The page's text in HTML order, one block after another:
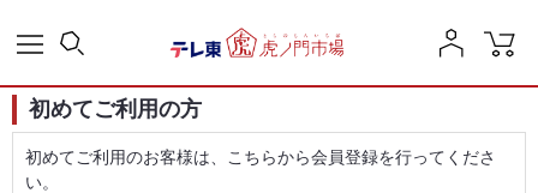
初めてご利用の方
初めてご利用のお客様は、こちらから会員登録を行ってくださ
い。